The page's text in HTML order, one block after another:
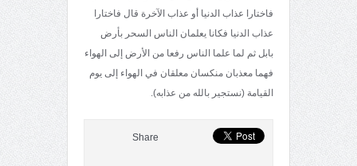
فاختارا عذاب الدنيا أو عذاب الآخرة قال فاختارا
عذاب الدنيا فكانا يعلمان الناس السحر بأرض
بابل ثم لما علما الناس رفعا من الأرض إلى الهواء
فهما معذبان منكسان معلقان في الهواء إلى يوم
القيامة (نستجير بالله من عذابه).
Share